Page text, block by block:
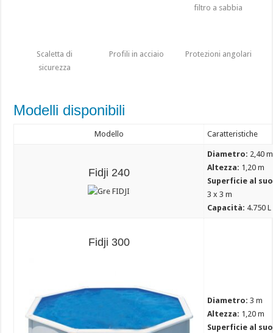
filtro a sabbia
Scaletta di
sicurezza
Profili in acciaio Protezioni angolari
Modelli disponibili
Modello Caratteristiche
Fidji 240
Diametro: 2,40 m
Altezza: 1,20 m
Superficie al
3 x 3 m
Capacità: 4.750 L
Fidji 300
Diametro: 3 m
Altezza: 1,20 m
Superficie al